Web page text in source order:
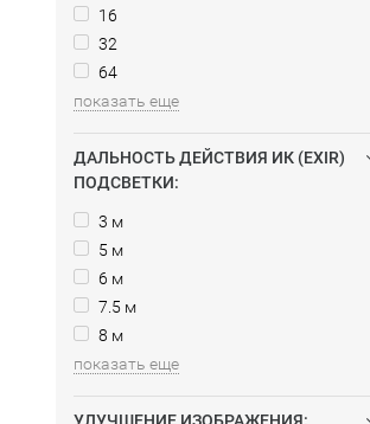
16
32
64
показать еще
ДАЛЬНОСТЬ ДЕЙСТВИЯ ИК (EXIR)
ПОДСВЕТКИ:
3 м
5 м
6 м
7.5 м
8 м
показать еще